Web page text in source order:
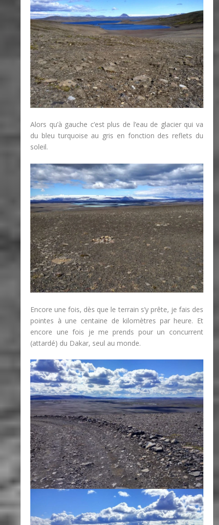
Alors qu’à gauche c’est plus de l’eau de glacier qui va
du bleu turquoise au gris en fonction des reflets du
soleil.
Encore une fois, dès que le terrain s’y prête, je fais des
pointes à une centaine de kilomètres par heure. Et
encore une fois je me prends pour un concurrent
(attardé) du Dakar, seul au monde.